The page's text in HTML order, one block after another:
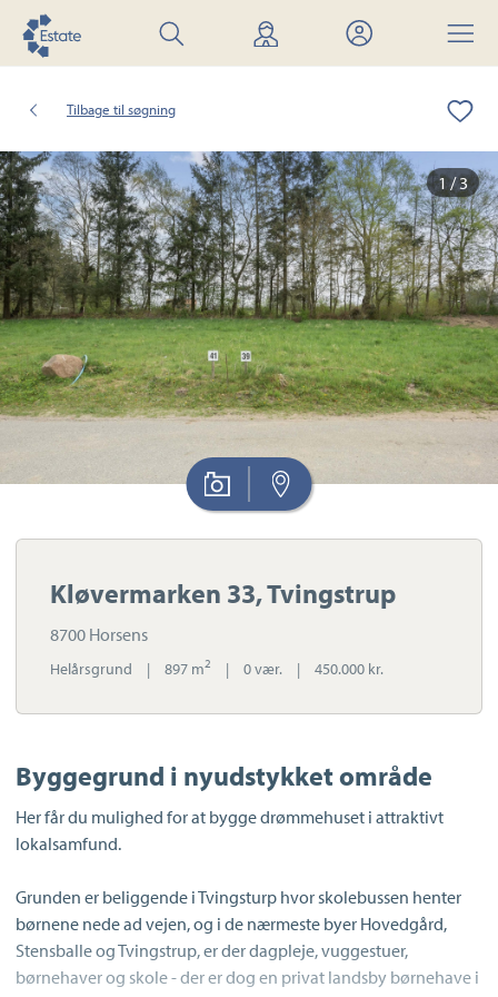
Søg
bolig
Find
mægler
Mit
Estate
Menu
Tilbage til søgning
1 / 3
Kløvermarken 33, Tvingstrup
8700 Horsens
Helårsgrund | 897 m2 | 0 vær. | 450.000 kr.
Byggegrund i nyudstykket område
Her får du mulighed for at bygge drømmehuset i attraktivt
lokalsamfund.
Grunden er beliggende i Tvingsturp hvor skolebussen henter
børnene nede ad vejen, og i de nærmeste byer Hovedgård,
Stensballe og Tvingstrup, er der dagpleje, vuggestuer,
børnehaver og skole - der er dog en privat landsby børnehave i